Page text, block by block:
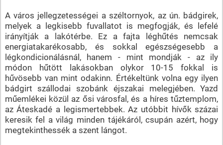
A város jellegzetességei a széltornyok, az ún. bádgirek,
melyek a legkisebb fuvallatot is megfogják, és lefelé
irányítják a lakótérbe. Ez a fajta léghűtés nemcsak
energiatakarékosabb, és sokkal egészségesebb a
légkondicionálásnál, hanem - mint mondják - az ily
módon hűtött lakásokban olykor 10-15 fokkal is
hűvösebb van mint odakinn. Értékeltünk volna egy ilyen
bádgirt szállodai szobánk éjszakai melegjében. Yazd
műemlékei közül az ősi városfal, és a híres tűztemplom,
az Áteskadé a legismertebbek. Az utóbbit hívők százai
keresik fel a világ minden tájékáról, csupán azért, hogy
megtekinthessék a szent lángot.